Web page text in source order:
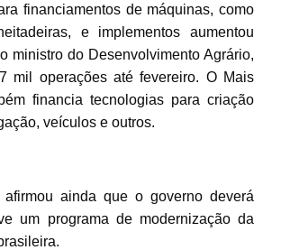
financiamentos de máquinas, como
e implementos aumentou
ministro do Desenvolvimento Agrário,
mil operações até fevereiro. O Mais
financia tecnologias para criação
veículos e outros.
afirmou ainda que o governo deverá
um programa de modernização da